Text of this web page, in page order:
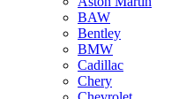
BAW
Bentley
BMW
Cadillac
Chery